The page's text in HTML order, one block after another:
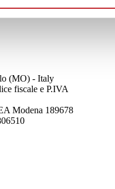
(MO) - Italy
fiscale e P.IVA
Modena 189678